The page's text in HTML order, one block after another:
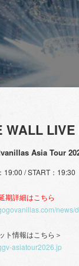
WALL
Asia Tour
19:00 / START：19:30
期詳細はこちら
news/
ト情報はこちら＞
asiatour2026.jp